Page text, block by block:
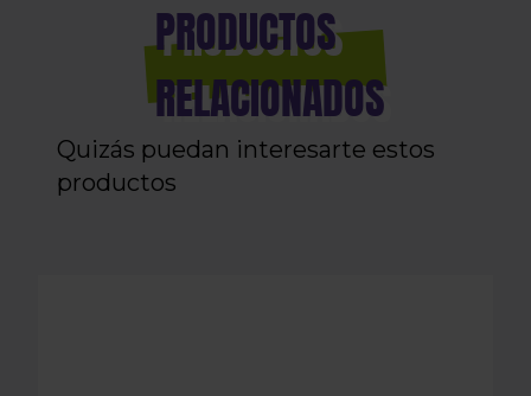
PRODUCTOS
RELACIONADOS
Quizás puedan interesarte estos
productos